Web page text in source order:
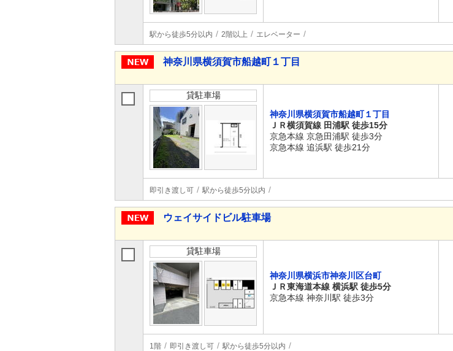
駅から徒歩5分以内 2階以上 エレベーター
神奈川県横須賀市船越町１丁目
貸駐車場
神奈川県横須賀市船越町１丁目
ＪＲ横須賀線 田浦駅 徒歩15分
京急本線 京急田浦駅 徒歩3分
京急本線 追浜駅 徒歩21分
即引き渡し可 駅から徒歩5分以内
ウェイサイドビル駐車場
貸駐車場
神奈川県横浜市神奈川区台町
ＪＲ東海道本線 横浜駅 徒歩5分
京急本線 神奈川駅 徒歩3分
1階 即引き渡し可 駅から徒歩5分以内